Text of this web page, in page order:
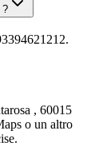
?
, 60015
o un altro